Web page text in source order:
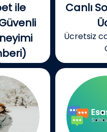
ile
ve
Canlı
Ücretsiz